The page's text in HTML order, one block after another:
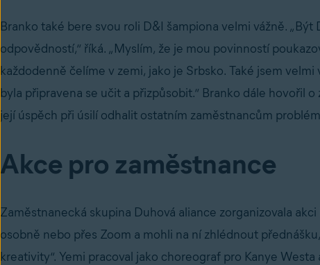
Branko také bere svou roli D&I šampiona velmi vážně.
odpovědností,“ říká. „Myslím, že je mou povinností
každodenně čelíme v zemi, jako je Srbsko. Také jsem
byla připravena se učit a přizpůsobit.“ Branko dále hovořil
její úspěch při úsilí odhalit ostatním zaměstnancům
Akce pro zaměstnance
Zaměstnanecká skupina Duhová aliance zorganizovala
osobně nebo přes Zoom a mohli na ní zhlédnout
kreativity“. Yemi pracoval jako choreograf pro Kanye